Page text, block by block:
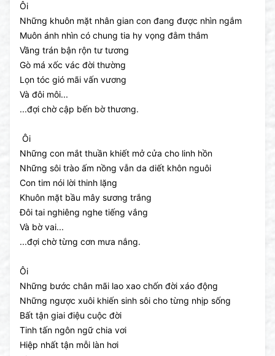
Ôi
Những khuôn mặt nhân gian con đang được nhìn ngắm
Muôn ánh nhìn có chung tia hy vọng đằm thắm
Vầng trán bận rộn tư tương
Gò má xốc vác đời thường
Lọn tóc gió mãi vấn vương
Và đôi môi...
...đợi chờ cập bến bờ thương.
Ôi
Những con mắt thuần khiết mở cửa cho linh hồn
Những sôi trào ấm nồng vẫn da diết khôn nguôi
Con tim nói lời thinh lặng
Khuôn mặt bầu mây sương trắng
Đôi tai nghiêng nghe tiếng vắng
Và bờ vai...
...đợi chờ từng cơn mưa nắng.
Ôi
Những bước chân mãi lao xao chốn đời xáo động
Những ngược xuôi khiến sinh sôi cho từng nhịp sống
Bất tận giai điệu cuộc đời
Tinh tấn ngôn ngữ chia vơi
Hiệp nhất tận mỗi làn hơi